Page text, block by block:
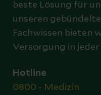
beste Lösung für
unseren
Fachwissen bieten
Versorgung in jeder
Hotline
0800 - Medizin